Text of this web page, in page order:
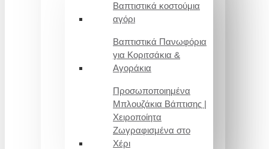
Βαπτιστικά κοστούμια
αγόρι
Βαπτιστικά Πανωφόρια
για Κοριτσάκια &
Αγοράκια
Προσωποποιημένα
Μπλουζάκια Βάπτισης |
Χειροποίητα
Ζωγραφισμένα στο
Χέρι